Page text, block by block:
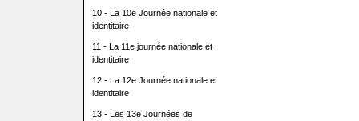
10 - La 10e Journée nationale et
identitaire
11 - La 11e journée nationale et
identitaire
12 - La 12e Journée nationale et
identitaire
13 - Les 13e Journées de